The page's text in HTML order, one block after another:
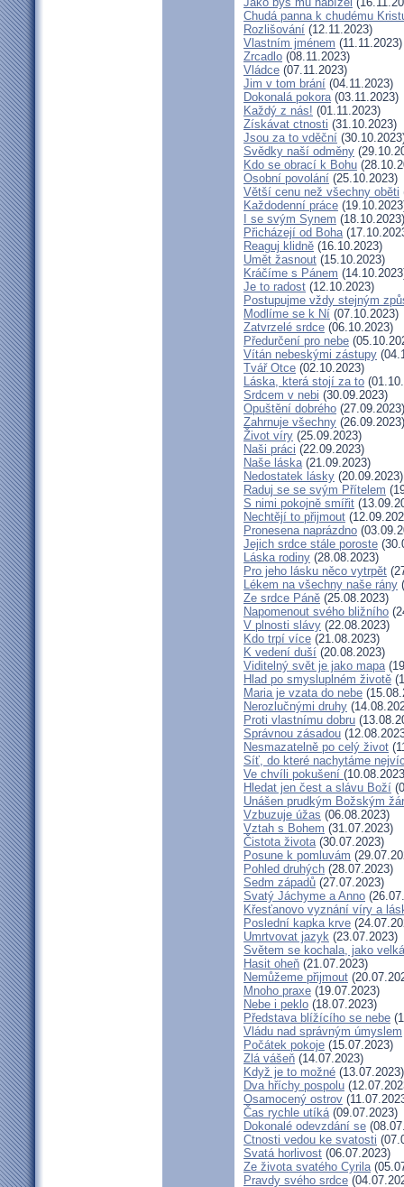
Chudá panna k chudému
Rozlišování (12.11.2023)
Vlastním jménem (11.11.2023)
Zrcadlo (08.11.2023)
Vládce (07.11.2023)
Jim v tom brání (04.11.2023)
Dokonalá pokora(03.11.2023)
Každý z nás! (01.11.2023)
Získávat ctnosti (31.10.2023)
Jsou za to vděční
Svědky naší odměny
Kdo se obrací k Bohu
Osobní povolání (25.10.2023)
Větší cenu než všechny oběti
Každodenní práce
I se svým Synem (18.10.2023)
Přicházejí od Boha
Reaguj klidně (16.10.2023)
Umět žasnout (15.10.2023)
Kráčíme s Pánem
Je to radost (12.10.2023)
Postupujme vždy stejným
Modlíme se k Ní (07.10.2023)
Zatvrzelé srdce (06.10.2023)
Předurčení pro nebe
Vítán nebeskými zástupy
Tvář Otce (02.10.2023)
Láska, která stojí za to
Srdcem v nebi (30.09.2023)
Opuštění dobrého (27.09.2023)
Zahrnuje všechny (26.09.2023)
Život víry (25.09.2023)
Naši práci (22.09.2023)
Naše láska(21.09.2023)
Nedostatek lásky (20.09.2023)
Raduj se se svým Přítelem
S nimi pokojně smířit
Nechtějí to přijmout
Pronesena naprázdno
Jejich srdce stále poroste
Láska rodiny (28.08.2023)
Pro jeho lásku něco vytrpět
Lékem na všechny naše rány
Ze srdce Páně (25.08.2023)
Napomenout svého bližního
V plnosti slávy (22.08.2023)
Kdo trpí více (21.08.2023)
K vedení duší (20.08.2023)
Viditelný svět je jako mapa
Hlad po smysluplném životě
Maria je vzata do nebe
Nerozlučnými druhy
Proti vlastnímu dobru
Správnou zásadou
Nesmazatelně po celý život
Síť, do které nachytáme
Ve chvíli pokušení
Hledat jen čest a slávu Boží
Unášen prudkým Božským
Vzbuzuje úžas (06.08.2023)
Vztah s Bohem (31.07.2023)
Čistota života(30.07.2023)
Posune k pomluvám
Pohled druhých (28.07.2023)
Sedm západů (27.07.2023)
Svatý Jáchyme a Anno
Křesťanovo vyznání víry a
Poslední kapka krve
Umrtvovat jazyk (23.07.2023)
Světem se kochala, jako
Hasit oheň (21.07.2023)
Nemůžeme přijmout
Mnoho praxe (19.07.2023)
Nebe i peklo (18.07.2023)
Představa blížícího se nebe
Vládu nad správným úmyslem
Počátek pokoje (15.07.2023)
Zlá vášeň (14.07.2023)
Když je to možné (13.07.2023)
Dva hříchy pospolu
Osamocený ostrov
Čas rychle utíká(09.07.2023)
Dokonalé odevzdání se
Ctnosti vedou ke svatosti
Svatá horlivost (06.07.2023)
Ze života svatého Cyrila
Pravdy svého srdce